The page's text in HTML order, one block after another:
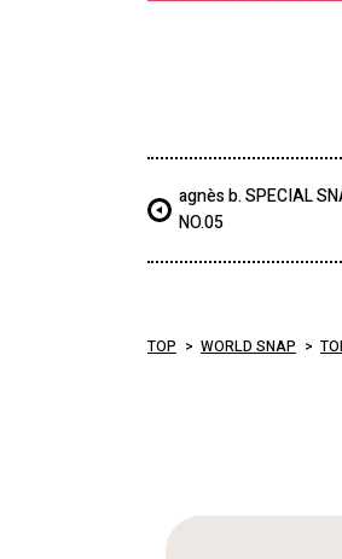
agnès b. SPECIAL
NO.05
TOP WORLD SNAP